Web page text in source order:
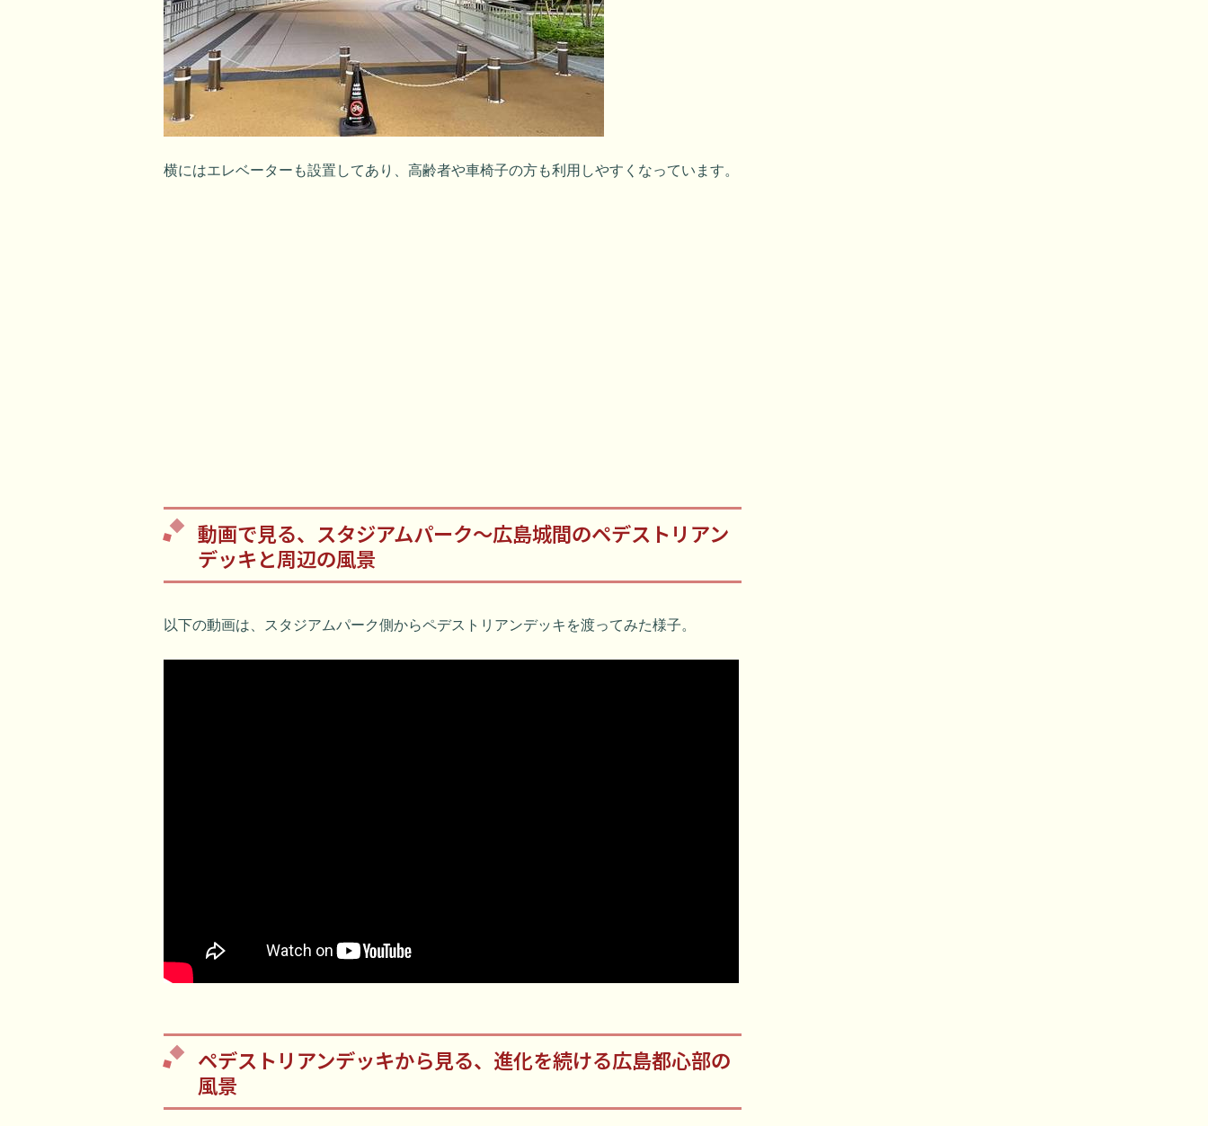
横にはエレベーターも設置してあり、高齢者や車椅子の方も利用しやすくなっています。
動画で見る、スタジアムパーク～広島城間のペデストリアン
デッキと周辺の風景
以下の動画は、スタジアムパーク側からペデストリアンデッキを渡ってみた様子。
ペデストリアンデッキから見る、進化を続ける広島都心部の
風景